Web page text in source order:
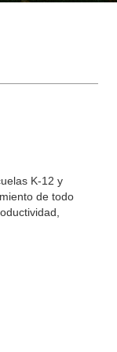
K-12 y
de todo